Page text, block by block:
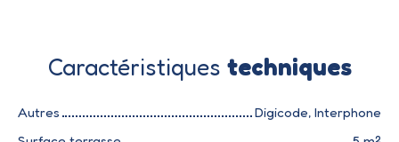
Caractéristiques techniques
Autres
Digicode, Interphone